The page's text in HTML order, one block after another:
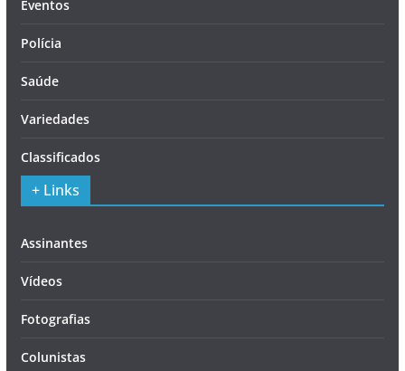
Eventos
Polícia
Saúde
Variedades
Classificados
+ Links
Assinantes
Vídeos
Fotografias
Colunistas